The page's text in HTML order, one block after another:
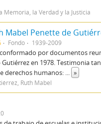
Memoria, la Verdad y la Justicia
Mabel Penette de
Fondo 1939-2009
por documentos
en 1978. Testimonia
derechos humanos: ... »
Ruth Mabel